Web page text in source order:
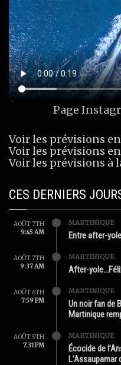
Page
Voir les prévisions
Voir les prévisions
Voir les prévisions à
CES DERNIERS
AOÛT 7TH
9:45 AM
MARTINIQUE
Entre after-
AOÛT 7TH
9:37 AM
MARTINIQUE
After-
AOÛT 6TH
7:59 PM
MARTINIQUE
Un noir fan de
Martinique
AOÛT 5TH
7:31 PM
MARTINIQUE
Écocide de